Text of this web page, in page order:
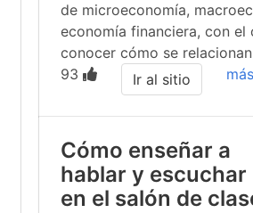
de microeconomía,
economía financiera, con el
conocer cómo se
93
Ir al sitio
Cómo enseñar a
hablar y escuchar
en el salón de